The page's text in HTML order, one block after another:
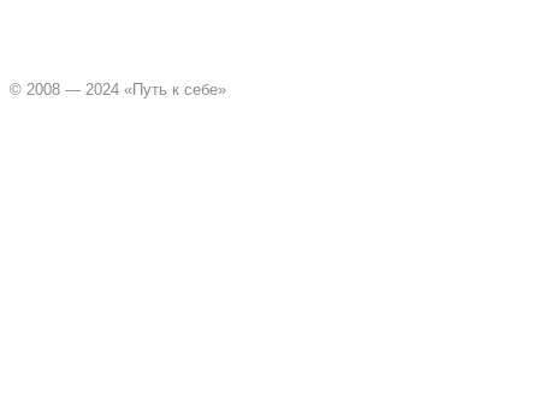
© 2008 — 2024 «Путь к себе»